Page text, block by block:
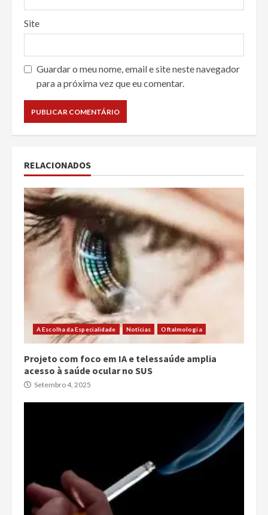
Site
Guardar o meu nome, email e site neste navegador
para a próxima vez que eu comentar.
RELACIONADOS
A Escolha da Especialidade Notícias Oftalmologia
Projeto com foco em IA e telessaúde amplia
acesso à saúde ocular no SUS
Setembro 4, 2025